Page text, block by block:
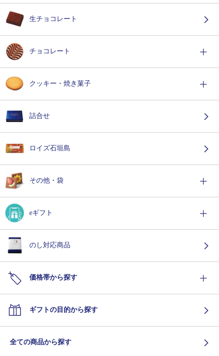
生チョコレート
チョコレート
クッキー・焼き菓子
詰合せ
ロイズ石垣島
その他・袋
eギフト
のし対応商品
価格帯から探す
ギフトの目的から探す
全ての商品から探す